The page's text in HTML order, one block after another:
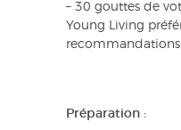
– 30 gouttes de
Young Living
recommandations
Préparation :